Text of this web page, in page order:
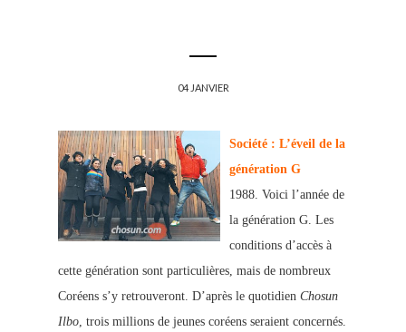
04 JANVIER
Société : L’éveil de la
génération G
1988. Voici l’année de
la génération G. Les
conditions d’accès à
cette génération sont particulières, mais de nombreux
Coréens s’y retrouveront. D’après le quotidien Chosun
Ilbo, trois millions de jeunes coréens seraient concernés.